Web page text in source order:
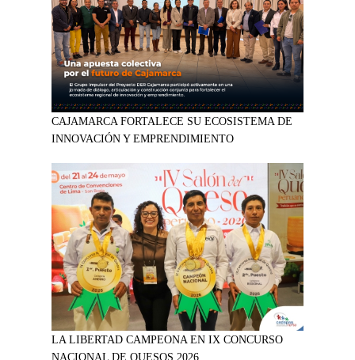
CAJAMARCA FORTALECE SU ECOSISTEMA DE
INNOVACIÓN Y EMPRENDIMIENTO
LA LIBERTAD CAMPEONA EN IX CONCURSO
NACIONAL DE QUESOS 2026